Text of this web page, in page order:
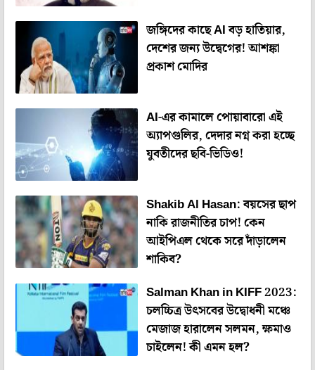
জঙ্গিদের কাছে AI বড় হাতিয়ার,
দেশের জন্য উদ্বেগের! আশঙ্কা
প্রকাশ মোদির
AI-এর কামালে পোয়াবারো এই
অ্যাপগুলির, দেদার নগ্ন করা হচ্ছে
যুবতীদের ছবি-ভিডিও!
Shakib Al Hasan: বয়সের ছাপ
নাকি রাজনীতির চাপ! কেন
আইপিএল থেকে সরে দাঁড়ালেন
শাকিব?
Salman Khan in KIFF 2023:
চলচ্চিত্র উৎসবের উদ্বোধনী মঞ্চে
মেজাজ হারালেন সলমন, ক্ষমাও
চাইলেন! কী এমন হল?